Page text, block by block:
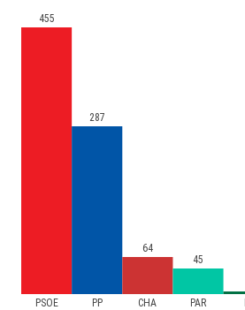
PSOE PP CHA PAR
455
287
64
45